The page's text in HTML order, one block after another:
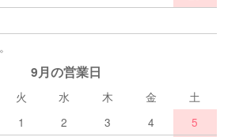
9月の営業日
火 水 木 金
土
1
2 3 4
5